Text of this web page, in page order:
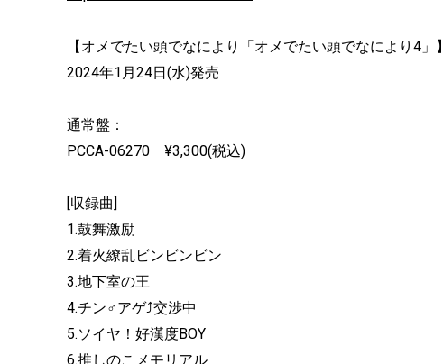
【オメでたい頭でなにより「オメでたい頭でなにより4」】
2024年1月24日(水)発売
通常盤：
PCCA-06270 ¥3,300(税込)
[収録曲]
1.鼓舞激励
2.着火繚乱ビンビンビン
3.地下室の王
4.チン♂アゲ⤴交渉中
5.ソイヤ！好漢度BOY
6.推しのこメモリアル